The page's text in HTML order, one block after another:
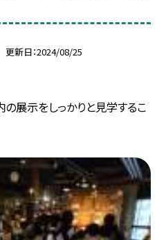
更新日 2024/08/25
展示をしっかりと見学するこ